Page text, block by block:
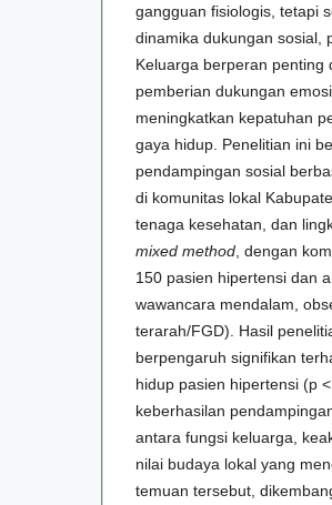
gangguan fisiologis, tetapi
dinamika dukungan sosial,
Keluarga berperan penting
pemberian dukungan
meningkatkan kepatuhan
gaya hidup. Penelitian ini
pendampingan sosial
di komunitas lokal
tenaga kesehatan, dan
mixed method , dengan
150 pasien hipertensi dan
wawancara mendalam,
terarah/FGD). Hasil
berpengaruh signifikan
hidup pasien hipertensi (p
keberhasilan
antara fungsi keluarga,
nilai budaya lokal yang
temuan tersebut,